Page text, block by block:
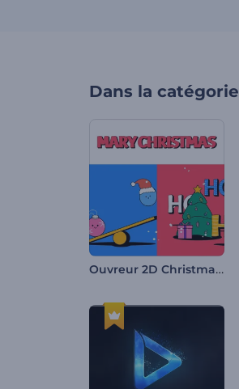
Dans la catégorie
Ouvreur 2D Christmas Mood